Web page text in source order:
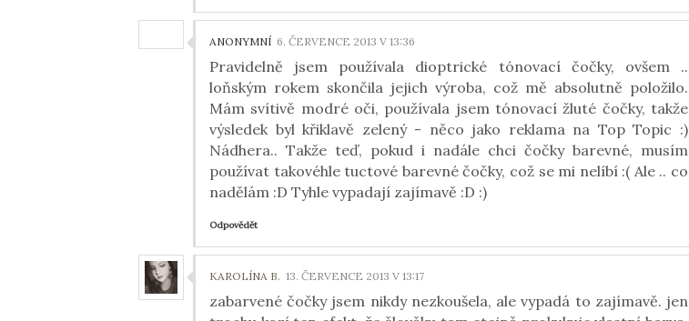
ANONYMNÍ 6. ČERVENCE 2013 V 13:36
Pravidelně jsem používala dioptrické tónovací čočky, ovšem ..
loňským rokem skončila jejich výroba, což mě absolutně položilo.
Mám svítivě modré oči, používala jsem tónovací žluté čočky, takže
výsledek byl křiklavě zelený - něco jako reklama na Top Topic :)
Nádhera.. Takže teď, pokud i nadále chci čočky barevné, musím
používat takovéhle tuctové barevné čočky, což se mi nelíbí :( Ale .. co
nadělám :D Tyhle vypadají zajímavě :D :)
Odpovědět
KAROLÍNA B. 13. ČERVENCE 2013 V 13:17
zabarvené čočky jsem nikdy nezkoušela, ale vypadá to zajímavě. jen